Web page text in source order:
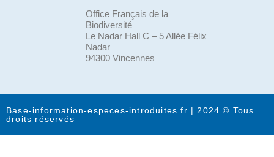
Office Français de la
Biodiversité
Le Nadar Hall C – 5 Allée Félix
Nadar
94300 Vincennes
Base-information-especes-introduites.fr | 2024 © Tous
droits réservés